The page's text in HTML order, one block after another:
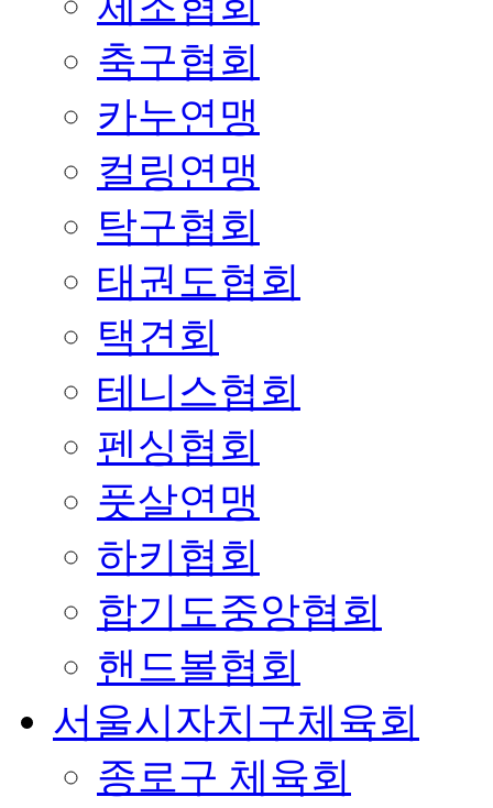
축구협회
카누연맹
컬링연맹
탁구협회
태권도협회
택견회
테니스협회
펜싱협회
풋살연맹
하키협회
합기도중앙협회
핸드볼협회
서울시자치구체육회
종로구 체육회